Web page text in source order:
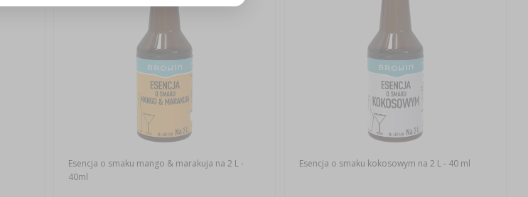
Esencja o smaku mango & marakuja na 2 L -
40ml
Esencja o smaku kokosowym na 2 L - 40 ml